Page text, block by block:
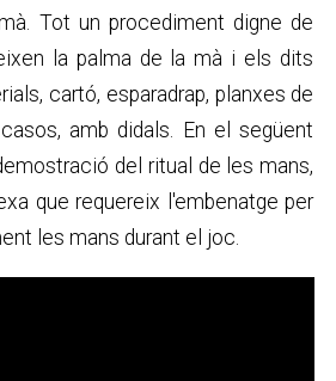
Tot un procediment digne de
la palma de la mà i els dits
cartó, esparadrap, planxes de
amb didals. En el següent
del ritual de les mans,
que requereix l'embenatge per
les mans durant el joc.